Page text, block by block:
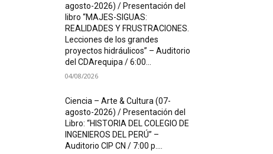
agosto-2026) / Presentación del
libro “MAJES-SIGUAS:
REALIDADES Y FRUSTRACIONES.
Lecciones de los grandes
proyectos hidráulicos” – Auditorio
del CDArequipa / 6:00...
04/08/2026
Ciencia – Arte & Cultura (07-
agosto-2026) / Presentación del
Libro: “HISTORIA DEL COLEGIO DE
INGENIEROS DEL PERÚ” –
Auditorio CIP CN / 7:00 p....